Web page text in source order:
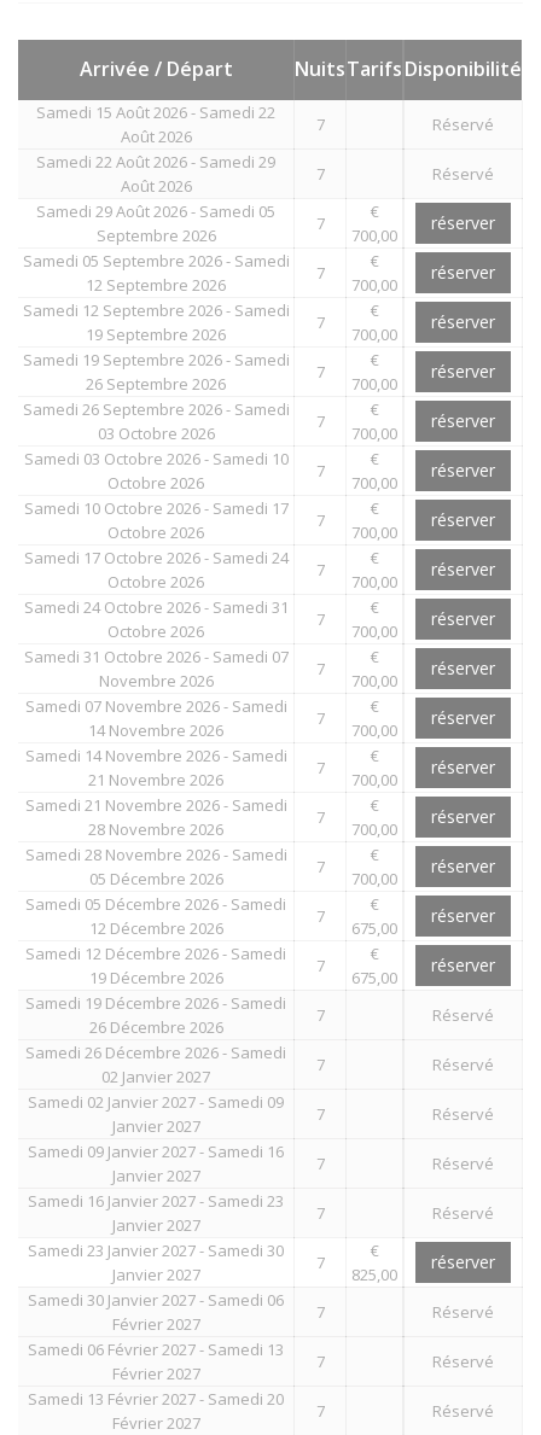
Arrivée / Départ NuitsTarifsDisponibilité
Samedi 15 Août 2026 - Samedi 22
Août 2026
7
Réservé
Samedi 22 Août 2026 - Samedi 29
Août 2026
7
Réservé
Samedi 29 Août 2026 - Samedi 05
Septembre 2026
7
€
700,00
réserver
Samedi 05 Septembre 2026 - Samedi
12 Septembre 2026
7
€
700,00
réserver
Samedi 12 Septembre 2026 - Samedi
19 Septembre 2026
7
€
700,00
réserver
Samedi 19 Septembre 2026 - Samedi
26 Septembre 2026
7
€
700,00
réserver
Samedi 26 Septembre 2026 - Samedi
03 Octobre 2026
7
€
700,00
réserver
Samedi 03 Octobre 2026 - Samedi 10
Octobre 2026
7
€
700,00
réserver
Samedi 10 Octobre 2026 - Samedi 17
Octobre 2026
7
€
700,00
réserver
Samedi 17 Octobre 2026 - Samedi 24
Octobre 2026
7
€
700,00
réserver
Samedi 24 Octobre 2026 - Samedi 31
Octobre 2026
7
€
700,00
réserver
Samedi 31 Octobre 2026 - Samedi 07
Novembre 2026
7
€
700,00
réserver
Samedi 07 Novembre 2026 - Samedi
14 Novembre 2026
7
€
700,00
réserver
Samedi 14 Novembre 2026 - Samedi
21 Novembre 2026
7
€
700,00
réserver
Samedi 21 Novembre 2026 - Samedi
28 Novembre 2026
7
€
700,00
réserver
Samedi 28 Novembre 2026 - Samedi
05 Décembre 2026
7
€
700,00
réserver
Samedi 05 Décembre 2026 - Samedi
12 Décembre 2026
7
€
675,00
réserver
Samedi 12 Décembre 2026 - Samedi
19 Décembre 2026
7
€
675,00
réserver
Samedi 19 Décembre 2026 - Samedi
26 Décembre 2026
7
Réservé
Samedi 26 Décembre 2026 - Samedi
02 Janvier 2027
7
Réservé
Samedi 02 Janvier 2027 - Samedi 09
Janvier 2027
7
Réservé
Samedi 09 Janvier 2027 - Samedi 16
Janvier 2027
7
Réservé
Samedi 16 Janvier 2027 - Samedi 23
Janvier 2027
7
Réservé
Samedi 23 Janvier 2027 - Samedi 30
Janvier 2027
7
€
825,00
réserver
Samedi 30 Janvier 2027 - Samedi 06
Février 2027
7
Réservé
Samedi 06 Février 2027 - Samedi 13
Février 2027
7
Réservé
Samedi 13 Février 2027 - Samedi 20
Février 2027
7
Réservé